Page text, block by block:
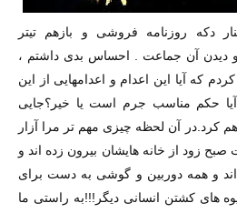
دكه روزنامه فروشى و بازهم تيتر
و ديدن آن جماعت . احساس بدى داشتم ،
كه آيا اين اعدام و اعدامهايى از اين
حكم مناسب جرم است يا خير؟جايى
كرد.در آن لحظه چيزى مهم تر مرا آزار
زود از خانه هايشان بيرون زده اند و
اند و همه دوربين و گوشى به دست براى
هاى كشتن انسانى ديگر!!!به راستى ما